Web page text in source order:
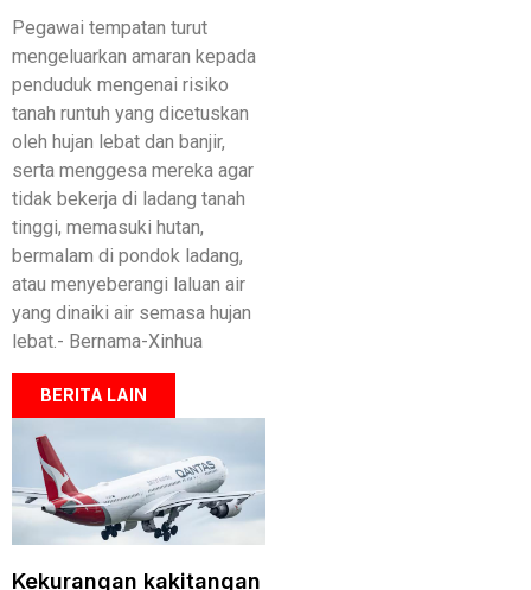
Pegawai tempatan turut
mengeluarkan amaran kepada
penduduk mengenai risiko
tanah runtuh yang dicetuskan
oleh hujan lebat dan banjir,
serta menggesa mereka agar
tidak bekerja di ladang tanah
tinggi, memasuki hutan,
bermalam di pondok ladang,
atau menyeberangi laluan air
yang dinaiki air semasa hujan
lebat.- Bernama-Xinhua
BERITA LAIN
Kekurangan kakitangan